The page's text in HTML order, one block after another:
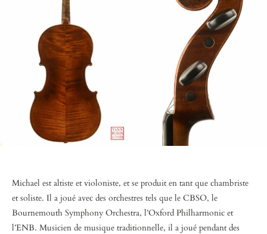
Michael est altiste et violoniste, et se produit en tant que chambriste
et soliste. Il a joué avec des orchestres tels que le CBSO, le
Bournemouth Symphony Orchestra, l’Oxford Philharmonic et
l’ENB. Musicien de musique traditionnelle, il a joué pendant des